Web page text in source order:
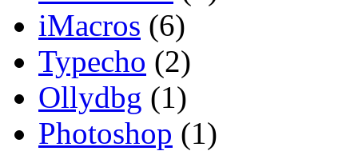
iMacros (6)
Typecho (2)
Ollydbg (1)
Photoshop (1)